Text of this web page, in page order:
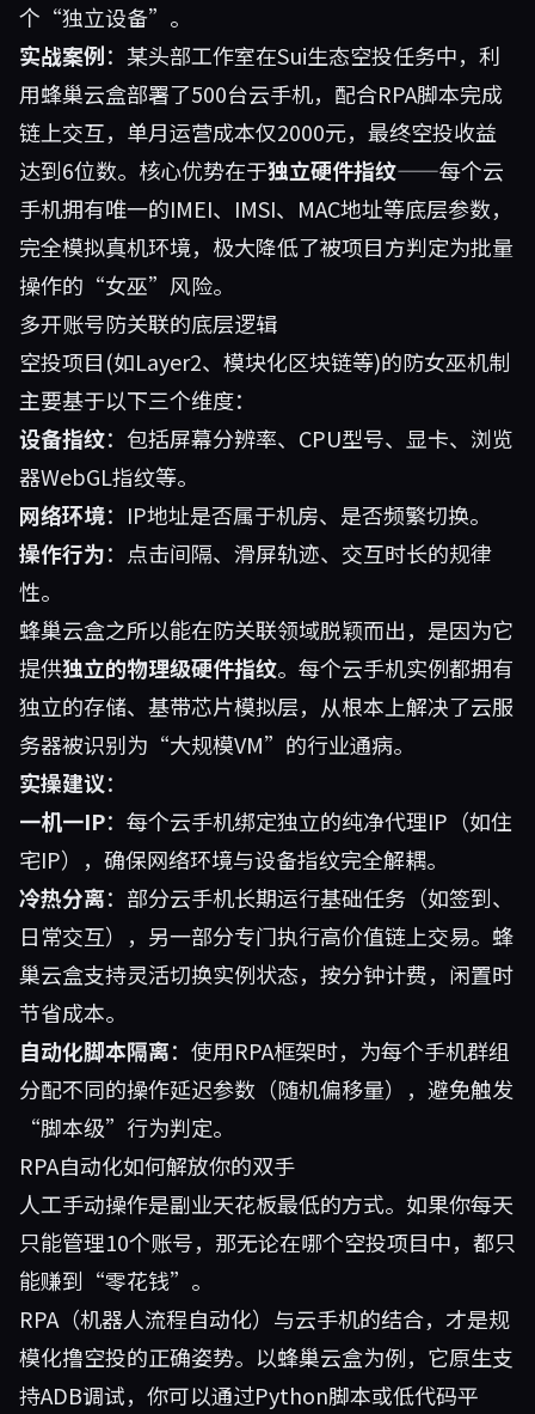
个“独立设备”。
实战案例：某头部工作室在Sui生态空投任务中，利
用蜂巢云盒部署了500台云手机，配合RPA脚本完成
链上交互，单月运营成本仅2000元，最终空投收益
达到6位数。核心优势在于独立硬件指纹——每个云
手机拥有唯一的IMEI、IMSI、MAC地址等底层参数，
完全模拟真机环境，极大降低了被项目方判定为批量
操作的“女巫”风险。
多开账号防关联的底层逻辑
空投项目(如Layer2、模块化区块链等)的防女巫机制
主要基于以下三个维度：
设备指纹：包括屏幕分辨率、CPU型号、显卡、浏览
器WebGL指纹等。
网络环境：IP地址是否属于机房、是否频繁切换。
操作行为：点击间隔、滑屏轨迹、交互时长的规律
性。
蜂巢云盒之所以能在防关联领域脱颖而出，是因为它
提供独立的物理级硬件指纹。每个云手机实例都拥有
独立的存储、基带芯片模拟层，从根本上解决了云服
务器被识别为“大规模VM”的行业通病。
实操建议：
一机一IP：每个云手机绑定独立的纯净代理IP（如住
宅IP），确保网络环境与设备指纹完全解耦。
冷热分离：部分云手机长期运行基础任务（如签到、
日常交互），另一部分专门执行高价值链上交易。蜂
巢云盒支持灵活切换实例状态，按分钟计费，闲置时
节省成本。
自动化脚本隔离：使用RPA框架时，为每个手机群组
分配不同的操作延迟参数（随机偏移量），避免触发
“脚本级”行为判定。
RPA自动化如何解放你的双手
人工手动操作是副业天花板最低的方式。如果你每天
只能管理10个账号，那无论在哪个空投项目中，都只
能赚到“零花钱”。
RPA（机器人流程自动化）与云手机的结合，才是规
模化撸空投的正确姿势。以蜂巢云盒为例，它原生支
持ADB调试，你可以通过Python脚本或低代码平